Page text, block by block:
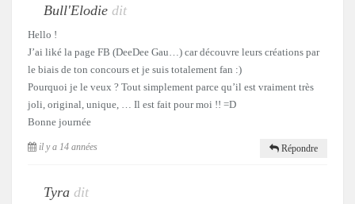
Bull'Elodie dit
Hello !
J’ai liké la page FB (DeeDee Gau…) car découvre leurs créations par
le biais de ton concours et je suis totalement fan :)
Pourquoi je le veux ? Tout simplement parce qu’il est vraiment très
joli, original, unique, … Il est fait pour moi !! =D
Bonne journée
il y a 14 années Répondre
Tyra dit